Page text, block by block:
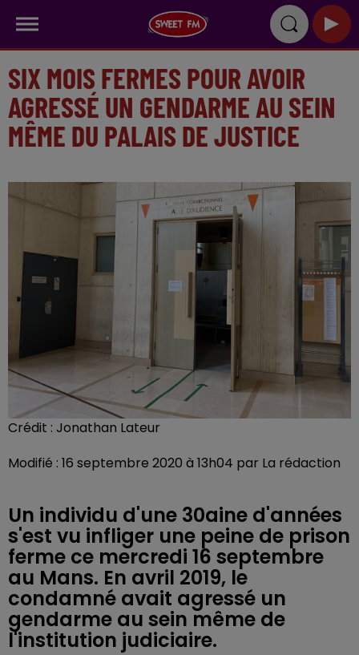
SIX MOIS FERMES POUR AVOIR
AGRESSÉ UN GENDARME AU SEIN
MÊME DU PALAIS DE JUSTICE
Crédit : Jonathan Lateur
Modifié : 16 septembre 2020 à 13h04 par La rédaction
Un individu d'une 30aine d'années
s'est vu infliger une peine de prison
ferme ce mercredi 16 septembre
au Mans. En avril 2019, le
condamné avait agressé un
gendarme au sein même de
l'institution judiciaire.